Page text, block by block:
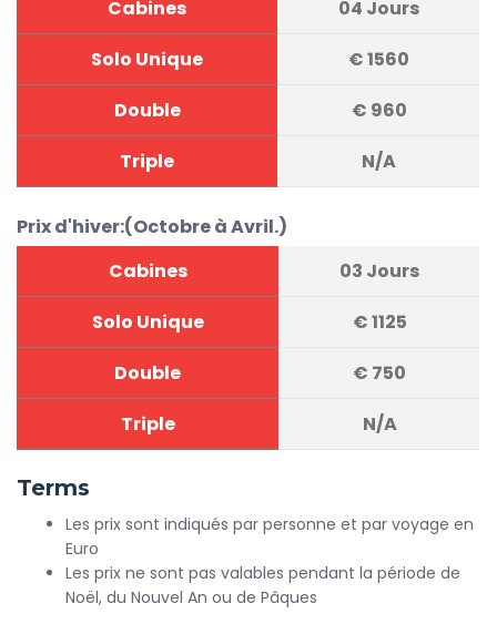
Cabines
04 Jours
Solo Unique
€1560
Double
€ 960
Triple
N/A
Prix d'hiver:(Octobre à Avril.)
Cabines
03 Jours
Solo Unique
€1125
Double
€ 750
Triple
N/A
Terms
Les prix sont indiqués par personne et par voyage en
Euro
Les prix ne sont pas valables pendant la période de
Noël, du Nouvel An ou de Pâques